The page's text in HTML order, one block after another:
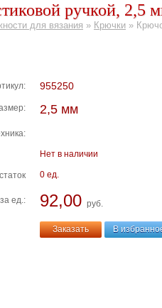
ручкой, 2,5
для вязания » Крючки »
955250
2,5 мм
Нет в наличии
0 ед.
ед.: 92,00 руб.
Заказать В